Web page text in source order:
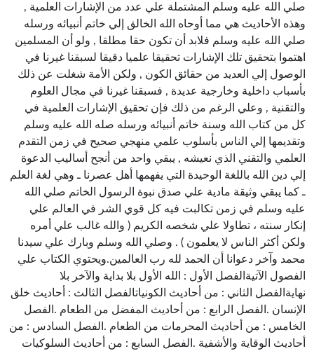
صلي الله عليه وسلم المشتملة علي عدد من الإشارات العلمية ,
وهذه الأحاديث هي مما أوحاه الله الخالق إلي خاتم أنبيائه ورسله
صلي الله عليه وسلم فلابد أن تكون حقا مطلقا , ولو أن المسلمين
اهتموا بتحقيق تلك الإشارات تحقيقا علميا دقيقا لسبقنا غيرنا في
الوصول إلي العديد من حقائق الكون , ولكن الأمة شغلت عن ذلك
بأسباب داخلية وخارجية عديدة , فسبقنا غيرنا في مجال العلوم
والتقنية , وعلي الرغم من ذلك فإن تحقيق الإشارات العلمية في
كل من كتاب الله وسنة خاتم أنبيائه ورسله صله الله عليه وسلم
وتقديمها إلي الناس بأسلوب علمي منهجي صحيح في زمن التقدم
العلمي والتقني الذي نعيشه , يبقي واحد من أنجح أساليب الدعوة
إلي دين الله باللغة الوحيدة التي يفهمها أهل عصرنا ـ وهي لغة العلم
ـ كما يبقي وثيقة مادية علي صدق نبوة الرسول الخاتم صلي الله
عليه وسلم في زمن تكالبت فيه كل قوي الشر في العالم علي
إنكار سنته ، تطاولا علي شخصه الكريم ( والله غالب علي أمره
ولكن أكثر الناس لا يعلمون ) . وصلي الله وسلم وبارك علي سيدنا
محمد وآخر دعوانا أن الحمد لله رب العالمين.ويحتوي الكتاب علي
الفصول الآتيةالفصل الأول : الله الأول بلا بداية والآخر بلا
نهايةالفصل الثاني : من أحاديث الكونياتالفصل الثالث : أحاديث خلق
الإنسان .الفصل الرابع : من أحاديث المفضل من الطعام .الفصل
الخامس : من أحاديث المحرمات من الطعام .الفصل السادس : من
أحاديث الوقاية والأشفية .الفصل السابع : من أحاديث السلوكيات